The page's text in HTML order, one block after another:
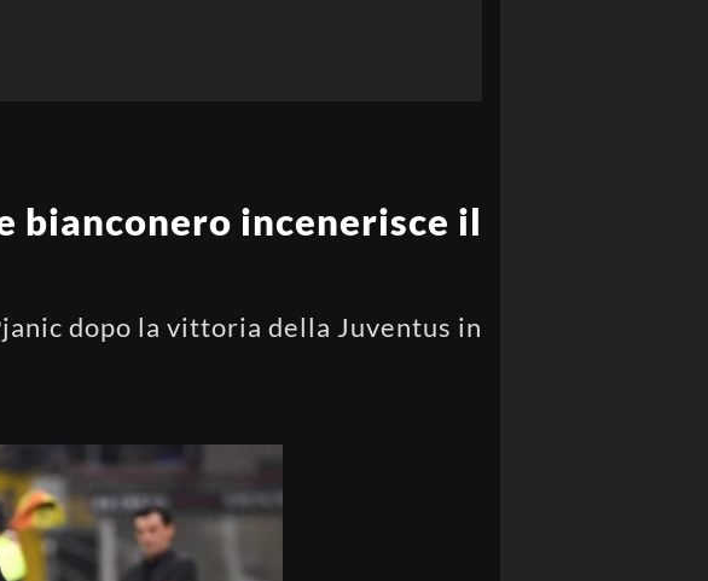
bianconero incenerisce il
dopo la vittoria della Juventus in